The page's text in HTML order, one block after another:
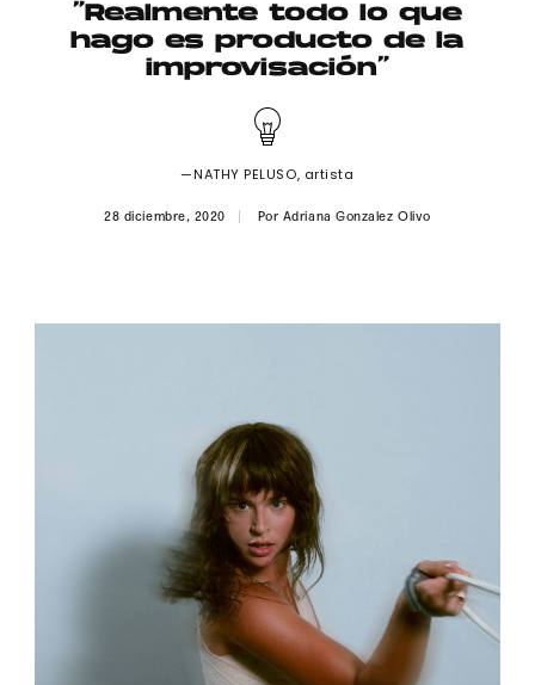
Publicidad
Contacto
Aviso Legal
DERECHOS RESERVADOS.
“Realmente todo lo que
hago es producto de la
improvisación”
—NATHY PELUSO, artista
28 diciembre, 2020 Por Adriana Gonzalez Olivo